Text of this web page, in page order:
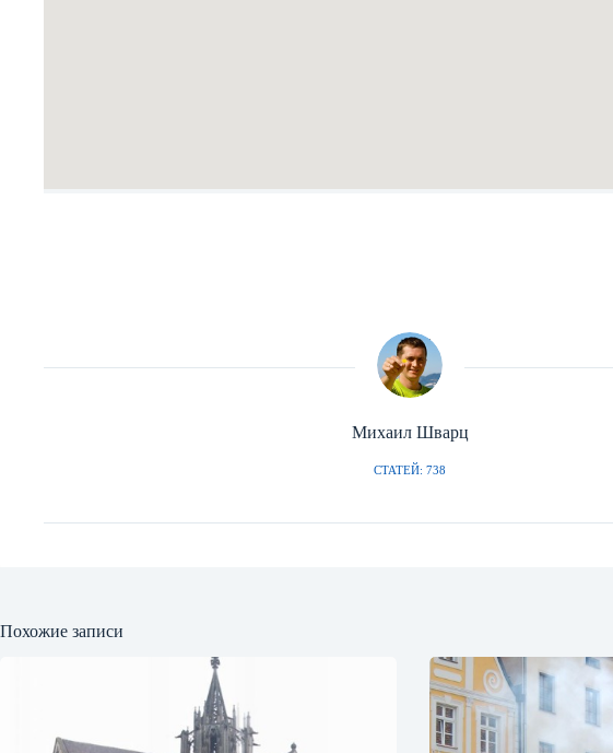
Михаил Шварц
СТАТЕЙ: 738
Похожие записи